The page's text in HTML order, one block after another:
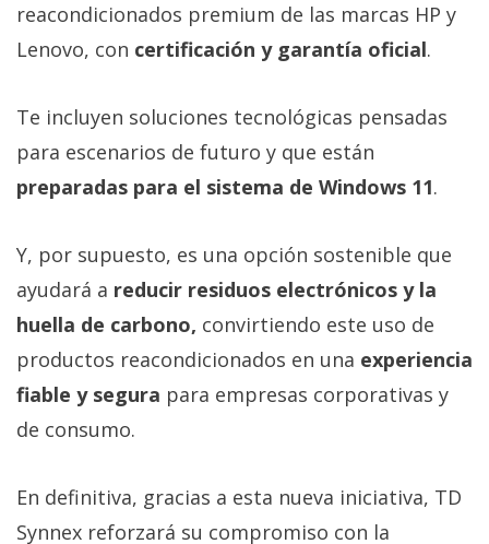
reacondicionados premium de las marcas HP y
Lenovo, con certificación y garantía oficial.
Te incluyen soluciones tecnológicas pensadas
para escenarios de futuro y que están
preparadas para el sistema de Windows 11.
Y, por supuesto, es una opción sostenible que
ayudará a reducir residuos electrónicos y la
huella de carbono, convirtiendo este uso de
productos reacondicionados en una experiencia
fiable y segura para empresas corporativas y
de consumo.
En definitiva, gracias a esta nueva iniciativa, TD
Synnex reforzará su compromiso con la